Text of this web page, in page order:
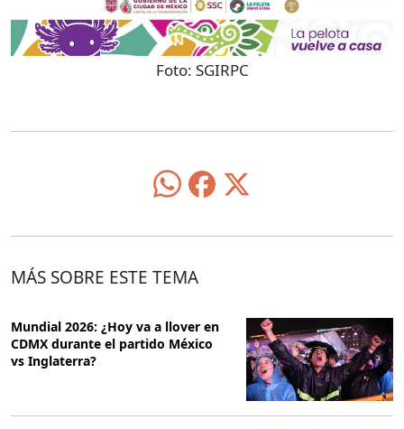
Foto: SGIRPC
MÁS SOBRE ESTE TEMA
Mundial 2026: ¿Hoy va a llover en
CDMX durante el partido México
vs Inglaterra?